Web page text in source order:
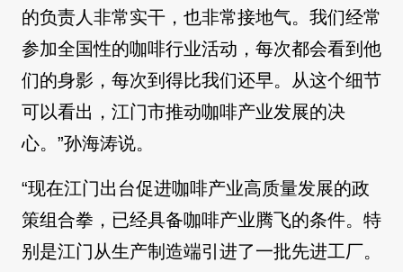
的负责人非常实干，也非常接地气。我们经常
参加全国性的咖啡行业活动，每次都会看到他
们的身影，每次到得比我们还早。从这个细节
可以看出，江门市推动咖啡产业发展的决
心。”孙海涛说。
“现在江门出台促进咖啡产业高质量发展的政
策组合拳，已经具备咖啡产业腾飞的条件。特
别是江门从生产制造端引进了一批先进工厂。